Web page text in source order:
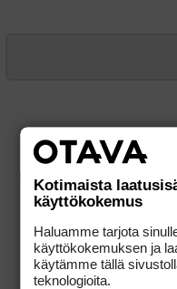
Kotimaista
käyttökokemus
Haluamme tarjota
käyttökokemuksen ja
käytämme tällä
teknologioita.